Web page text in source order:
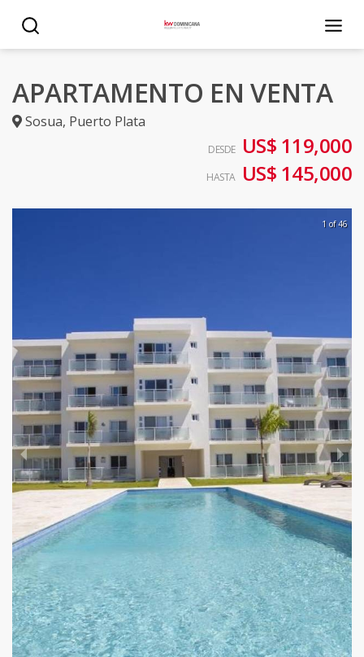
APARTAMENTO EN VENTA
Sosua, Puerto Plata
DESDE US$ 119,000
HASTA US$ 145,000
1 of 46